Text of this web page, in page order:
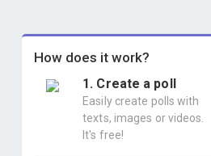
How does it work?
1. Create a poll
Easily create polls with
texts, images or videos.
It's free!